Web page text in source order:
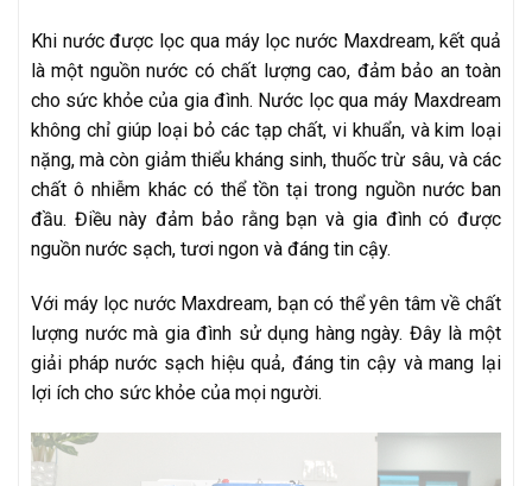
Khi nước được lọc qua máy lọc nước Maxdream, kết quả
là một nguồn nước có chất lượng cao, đảm bảo an toàn
cho sức khỏe của gia đình. Nước lọc qua máy Maxdream
không chỉ giúp loại bỏ các tạp chất, vi khuẩn, và kim loại
nặng, mà còn giảm thiểu kháng sinh, thuốc trừ sâu, và các
chất ô nhiễm khác có thể tồn tại trong nguồn nước ban
đầu. Điều này đảm bảo rằng bạn và gia đình có được
nguồn nước sạch, tươi ngon và đáng tin cậy.
Với máy lọc nước Maxdream, bạn có thể yên tâm về chất
lượng nước mà gia đình sử dụng hàng ngày. Đây là một
giải pháp nước sạch hiệu quả, đáng tin cậy và mang lại
lợi ích cho sức khỏe của mọi người.